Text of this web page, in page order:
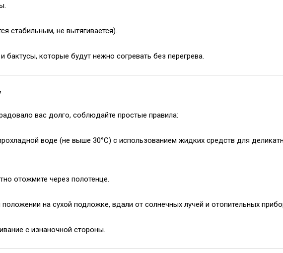
стабильным, не вытягивается).
бактусы, которые будут нежно согревать без перегрева.
вас долго, соблюдайте простые правила:
воде (не выше 30°C) с использованием жидких средств для
отожмите через полотенце.
на сухой подложке, вдали от солнечных лучей и отопительных
с изнаночной стороны.